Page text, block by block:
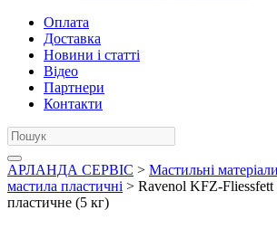
Оплата
Доставка
Новини і статті
Відео
Партнери
Контакти
АРЛАНДА СЕРВІС > Мастильні
мастила пластичні > Ravenol KFZ-
пластичне (5 кг)